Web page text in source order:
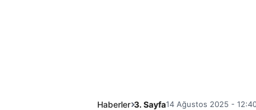
Haberler 3. Sayfa14 Ağustos 2025 -